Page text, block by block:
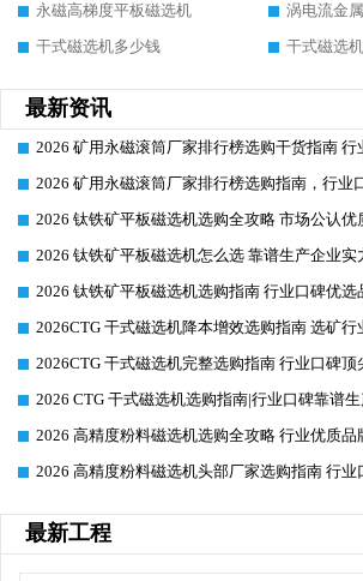
永磁高梯度平板磁选机
涡电流金
干式磁选机多少钱
干式磁选
最新资讯
2026 矿用永磁滚筒厂家排行榜选购干货指南
2026 矿用永磁滚筒厂家排行榜选购指南，行
2026 钛铁矿平板磁选机选购全攻略 市场公认
2026 钛铁矿平板磁选机怎么选 靠谱生产企业
2026 钛铁矿平板磁选机选购指南 行业口碑优选
2026CTG 干式磁选机降本增效选购指南 选矿
2026CTG 干式磁选机完整选购指南 行业口碑
2026 CTG 干式磁选机选购指南|行业口碑靠谱
2026 高精度粉料磁选机选购全攻略 行业优质
2026 高精度粉料磁选机头部厂家选购指南 行
最新工程